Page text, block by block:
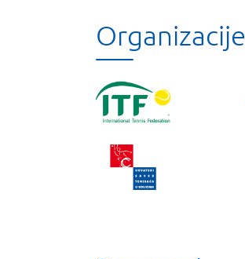
Organizacije